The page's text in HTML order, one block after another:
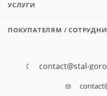
УСЛУГИ
ПОКУПАТЕЛЯМ /
contact@stal-